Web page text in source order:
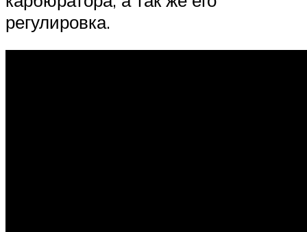
регулировка.